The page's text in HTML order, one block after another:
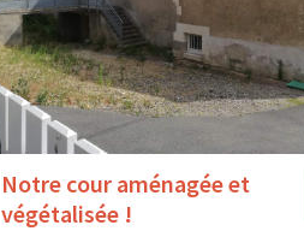
Notre cour aménagée et
végétalisée !